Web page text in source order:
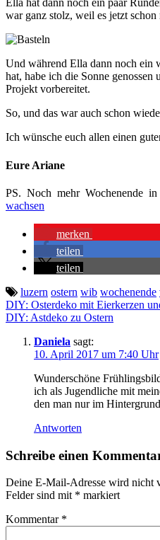
Ella hat dann noch ein paar
war ganz stolz, weil es jetzt
Und während Ella dann noch ein
hat, habe ich die Sonne genossen
Projekt vorbereitet.
So, und das war auch schon
Ich wünsche euch allen einen
Eure Ariane
PS. Noch mehr Wochenende
wachsen
merken
teilen
teilen
luzern ostern wib wochenende
Beitragsnavigation
DIY: Osterdeko mit Eierkerzen
DIY: Astdeko zu Ostern
Daniela sagt:
10. April 2017 um 7:40 Uhr
Wunderschöne
ich als Jugendliche mit
den man nur im
Antworten
Schreibe einen
Deine E-Mail-Adresse wird nicht
Felder sind mit * markiert
Kommentar *